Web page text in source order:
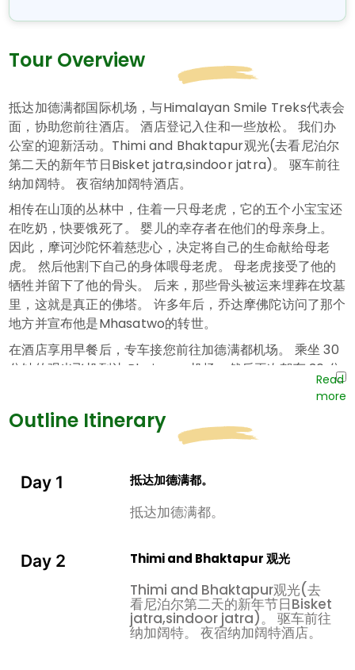
Tour Overview
抵达加德满都国际机场，与Himalayan Smile Treks代表会
面，协助您前往酒店。 酒店登记入住和一些放松。 我们办
公室的迎新活动。Thimi and Bhaktapur观光(去看尼泊尔
第二天的新年节日Bisket jatra,sindoor jatra)。 驱车前往
纳加阔特。 夜宿纳加阔特酒店。
相传在山顶的丛林中，住着一只母老虎，它的五个小宝宝还
在吃奶，快要饿死了。 婴儿的幸存者在他们的母亲身上。
因此，摩诃沙陀怀着慈悲心，决定将自己的生命献给母老
虎。 然后他割下自己的身体喂母老虎。 母老虎接受了他的
牺牲并留下了他的骨头。 后来，那些骨头被运来埋葬在坟墓
里，这就是真正的佛塔。 许多年后，乔达摩佛陀访问了那个
地方并宣布他是Mhasatwo的转世。
在酒店享用早餐后，专车接您前往加德满都机场。 乘坐 30
分钟的观光飞机到达 Bhairawa 机场，然后再次驾车 30 分
蓝毗尼 (Lumbini) 位于尼泊尔南部平原，是世界上的精神圣
地之一，是文化和宗教中心，尤其是佛教徒。 不同国家按照
中心。 本文将帮助您发现该地区所有重要的车站，让您的尼
泊尔之旅变得有意义。
Mayadevi Temple是蓝毗尼的主要景点。 佛陀诞生的主要
科文组织世界遗址，位于蓝毗尼神圣花园的中央。
Mayadevi 寺附近的菩提树具有历史意义。 据信，玛雅德
维王后在生下悉达多时抓住了这棵树的树枝。 同一处所内的
神圣池塘是一个美丽的池塘，据信悉达多在这里第一次沐
Outline Itinerary
Day 1 抵达加德满都。
抵达加德满都。
Day 2 Thimi and Bhaktapur 观光
Thimi and Bhaktapur观光(去
看尼泊尔第二天的新年节日Bisket
jatra,sindoor jatra)。 驱车前往
纳加阔特。 夜宿纳加阔特酒店。